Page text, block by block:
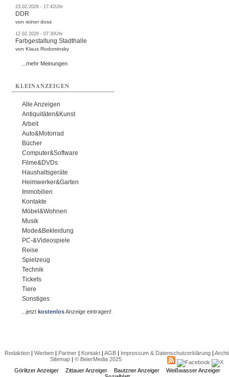
23.02.2026 - 17:42Uhr
DDR
von reiner doss
12.02.2026 - 07:30Uhr
Farbgestaltung Stadthalle
von Klaus Rodominsky
...mehr Meinungen
KLEINANZEIGEN
Alle Anzeigen
Antiquitäten&Kunst
Arbeit
Auto&Motorrad
Bücher
Computer&Software
Filme&DVDs
Haushaltsgeräte
Heimwerker&Garten
Immobilien
Kontakte
Möbel&Wohnen
Musik
Mode&Bekleidung
PC-&Videospiele
Reise
Spielzeug
Technik
Tickets
Tiere
Sonstiges
...jetztkostenlosAnzeige eintragen!
Redaktion| Werben| Partner| Kontakt| AGB| Impressum & Datenschutzerklärung|
Sitemap| © BeierMedia 2025
Görlitzer Anzeiger
Zittauer Anzeiger Bautzner Anzeiger
Weißwasser Anzeiger